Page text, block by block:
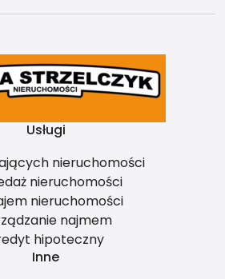
Usługi
nieruchomości
nieruchomości
nieruchomości
najmem
hipoteczny
Inne